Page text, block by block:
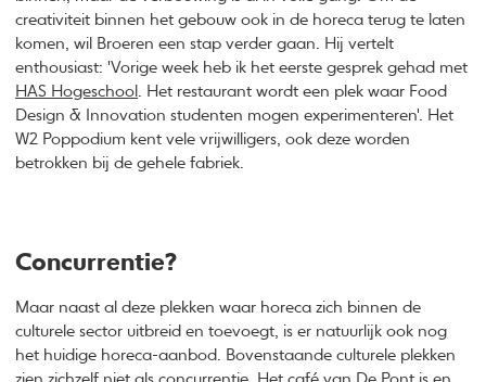
creativiteit binnen het gebouw ook in de horeca terug te laten
komen, wil Broeren een stap verder gaan. Hij vertelt
enthousiast: 'Vorige week heb ik het eerste gesprek gehad met
HAS Hogeschool . Het restaurant wordt een plek waar Food
Design & Innovation studenten mogen experimenteren'. Het
W2 Poppodium kent vele vrijwilligers, ook deze worden
betrokken bij de gehele fabriek.
Concurrentie?
Maar naast al deze plekken waar horeca zich binnen de
culturele sector uitbreid en toevoegt, is er natuurlijk ook nog
het huidige horeca-aanbod. Bovenstaande culturele plekken